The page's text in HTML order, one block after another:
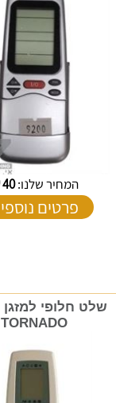
המחיר שלנו:40
פרטים
שלט חלופי למזגן
TORNADO